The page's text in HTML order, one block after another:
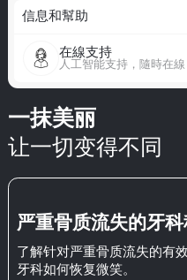
信息和幫助
在線支持
人工智能支持，隨時在線
一抹美丽
让一切变得不同
严重骨质流失的牙
了解针对严重骨质流失的有
牙科如何恢复微笑。